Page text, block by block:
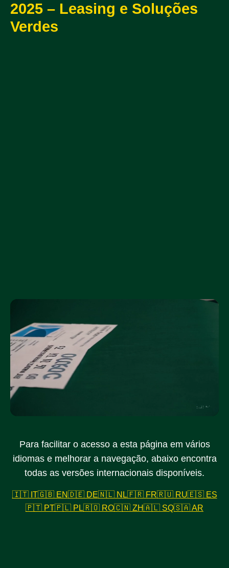
2025 – Leasing e Soluções
Verdes
Para facilitar o acesso a esta página em vários
idiomas e melhorar a navegação, abaixo encontra
todas as versões internacionais disponíveis.
🇮🇹 IT🇬🇧 EN🇩🇪 DE🇳🇱 NL🇫🇷 FR🇷🇺 RU🇪🇸 ES
🇵🇹 PT🇵🇱 PL🇷🇴 RO🇨🇳 ZH🇦🇱 SQ🇸🇦 AR